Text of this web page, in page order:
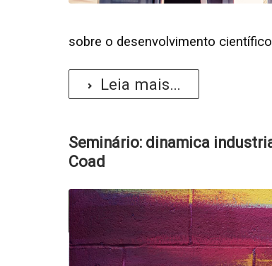
sobre o desenvolvimento
Leia mais...
Seminário: dinamica
Coad